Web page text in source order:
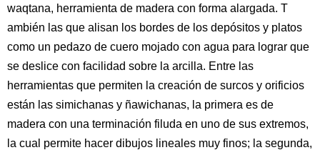
waqtana, herramienta de madera con forma alargada. T
ambién las que alisan los bordes de los depósitos y platos
como un pedazo de cuero mojado con agua para lograr que
se deslice con facilidad sobre la arcilla. Entre las
herramientas que permiten la creación de surcos y orificios
están las simichanas y ñawichanas, la primera es de
madera con una terminación filuda en uno de sus extremos,
la cual permite hacer dibujos lineales muy finos; la segunda,